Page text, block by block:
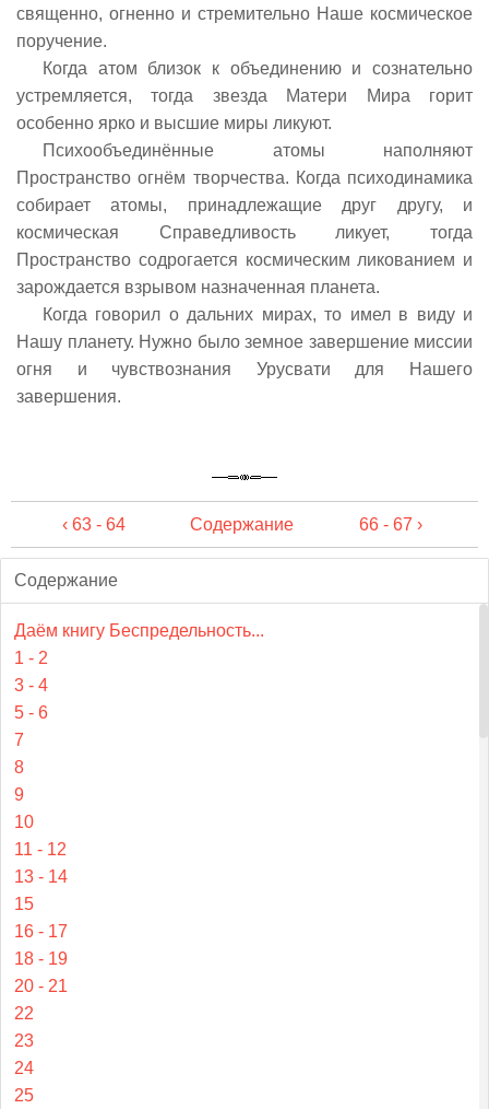
священно, огненно и стремительно Наше космическое
поручение.
Когда атом близок к объединению и сознательно
устремляется, тогда звезда Матери Мира горит
особенно ярко и высшие миры ликуют.
Психообъединённые атомы наполняют
Пространство огнём творчества. Когда психодинамика
собирает атомы, принадлежащие друг другу, и
космическая Справедливость ликует, тогда
Пространство содрогается космическим ликованием и
зарождается взрывом назначенная планета.
Когда говорил о дальних мирах, то имел в виду и
Нашу планету. Нужно было земное завершение миссии
огня и чувствознания Урусвати для Нашего
завершения.
‹ 63 - 64 Содержание 66 - 67 ›
Содержание
Даём книгу Беспредельность...
1 - 2
3 - 4
5 - 6
7
8
9
10
11 - 12
13 - 14
15
16 - 17
18 - 19
20 - 21
22
23
24
25